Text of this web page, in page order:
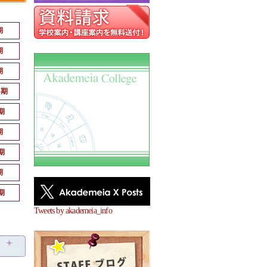
Tweets by akademeia_info